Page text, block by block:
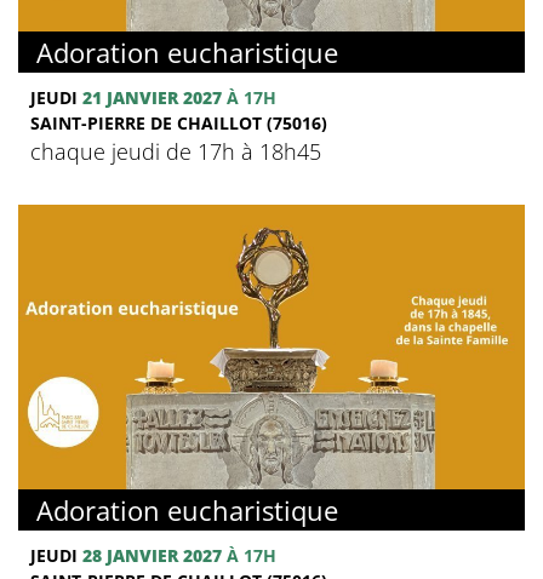
Adoration eucharistique
JEUDI 21 JANVIER 2027 À 17H
SAINT-PIERRE DE CHAILLOT (75016)
chaque jeudi de 17h à 18h45
Adoration eucharistique
JEUDI 28 JANVIER 2027 À 17H